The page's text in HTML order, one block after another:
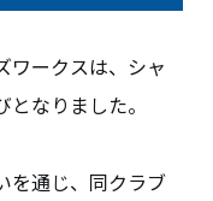
ワークスは、シャ
なりました。
を通じ、同クラブ